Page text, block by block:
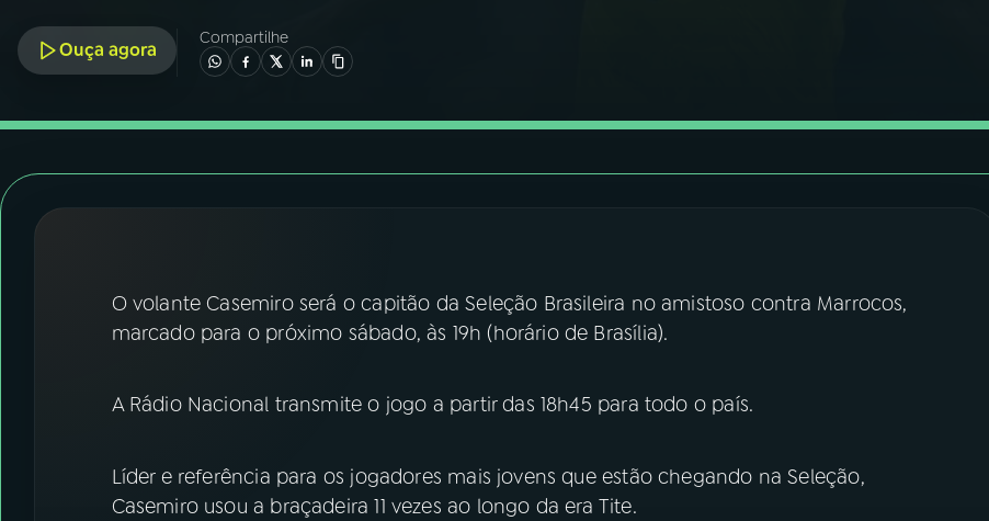
05PODCASTS
FESTIVAL DE MÚSICA
YouTube Facebook
Ouça agora
Compartilhe
O volante Casemiro será o capitão da Seleção Brasileira no amistoso contra Marrocos,
marcado para o próximo sábado, às 19h (horário de Brasília).
A Rádio Nacional transmite o jogo a partir das 18h45 para todo o país.
Líder e referência para os jogadores mais jovens que estão chegando na Seleção,
Casemiro usou a braçadeira 11 vezes ao longo da era Tite.